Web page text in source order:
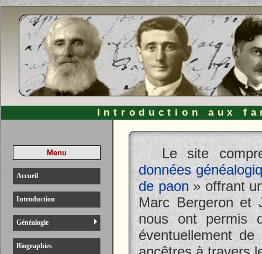
Introduction aux
Menu
Accueil
Introduction
Généalogie
Biographies
Le site
données
de paon» offrant
Marc Bergeron et
nous ont permis
éventuellement